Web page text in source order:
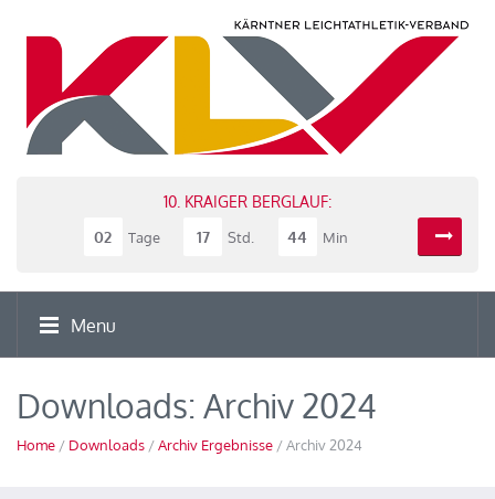
10. KRAIGER BERGLAUF:
02
Tage 17 Std. 44 Min
Menu
Downloads: Archiv 2024
Home / Downloads /Archiv Ergebnisse / Archiv 2024